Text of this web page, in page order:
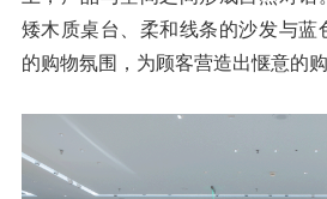
矮木质桌台、柔和线条的沙发与蓝
的购物氛围，为顾客营造出惬意的购